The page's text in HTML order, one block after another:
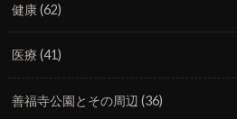
健康(62)
医療(41)
善福寺公園とその周辺(36)